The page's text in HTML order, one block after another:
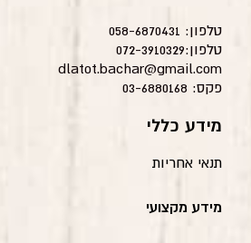
טלפון: 058-6870431
טלפון:072-3910329
dlatot.bachar@gmail.com
פקס: 03-6880168
מידע כללי
תנאי אחריות
מידע מקצועי